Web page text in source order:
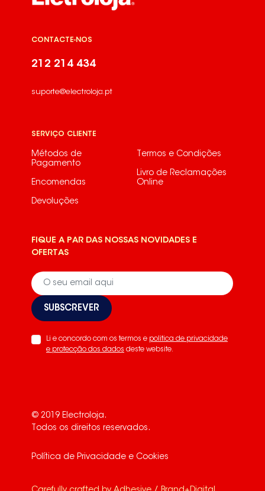
CONTACTE-NOS
212 214 434
suporte@electroloja.pt
SERVIÇO CLIENTE
Métodos de
Pagamento
Encomendas
Devoluções
Termos e Condições
Livro de Reclamações
Online
FIQUE A PAR DAS NOSSAS NOVIDADES E
OFERTAS
SUBSCREVER
Li e concordo com os termos e politica de privacidade
e protecção dos dados deste website.
© 2019 Electroloja.
Todos os direitos reservados.
Política de Privacidade e Cookies